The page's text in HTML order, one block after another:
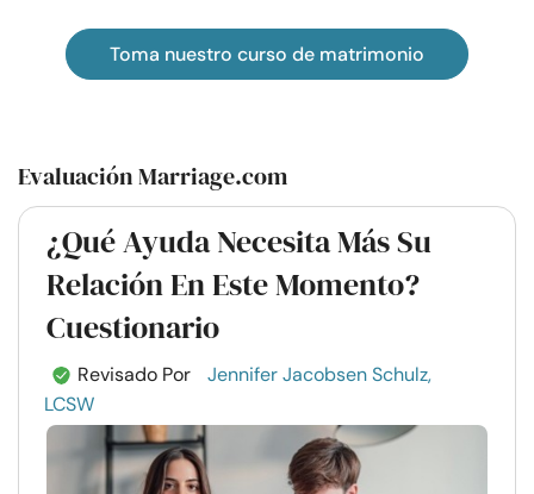
Toma nuestro curso de matrimonio
Evaluación Marriage.com
¿Qué Ayuda Necesita Más Su
Relación En Este Momento?
Cuestionario
Revisado Por
Jennifer Jacobsen Schulz,
LCSW